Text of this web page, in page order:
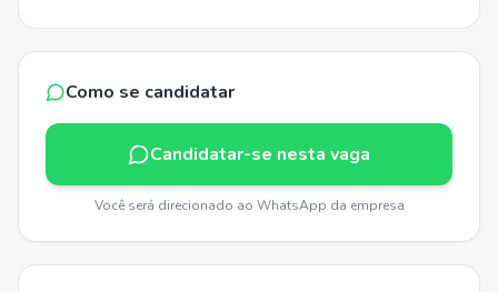
Como se candidatar
Candidatar-se nesta vaga
Você será direcionado ao WhatsApp da empresa